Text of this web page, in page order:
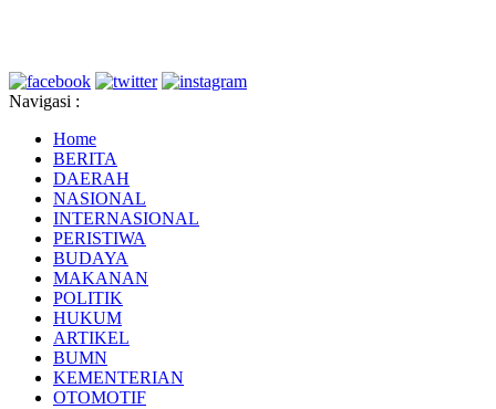
Navigasi :
Home
BERITA
DAERAH
NASIONAL
INTERNASIONAL
PERISTIWA
BUDAYA
MAKANAN
POLITIK
HUKUM
ARTIKEL
BUMN
KEMENTERIAN
OTOMOTIF